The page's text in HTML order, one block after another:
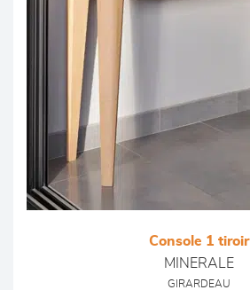
Console 1 tiroir
MINERALE
GIRARDEAU